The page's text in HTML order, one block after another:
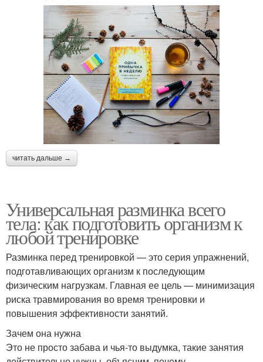
читать дальше →
Универсальная разминка всего
тела: как подготовить организм к
любой тренировке
Разминка перед тренировкой — это серия упражнений,
подготавливающих организм к последующим
физическим нагрузкам. Главная ее цель — минимизация
риска травмирования во время тренировки и
повышения эффективности занятий.
Зачем она нужна
Это не просто забава и чья-то выдумка, такие занятия